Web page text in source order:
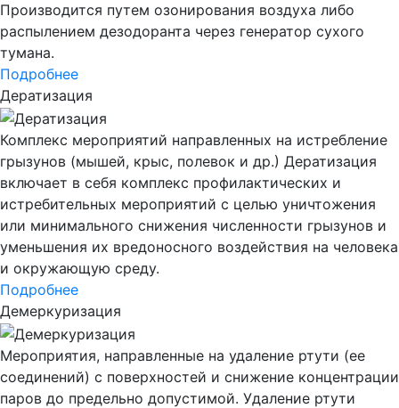
Производится путем озонирования воздуха либо
распылением дезодоранта через генератор сухого
тумана.
Подробнее
Дератизация
Комплекс мероприятий направленных на истребление
грызунов (мышей, крыс, полевок и др.) Дератизация
включает в себя комплекс профилактических и
истребительных мероприятий с целью уничтожения
или минимального снижения численности грызунов и
уменьшения их вредоносного воздействия на человека
и окружающую среду.
Подробнее
Демеркуризация
Мероприятия, направленные на удаление ртути (ее
соединений) с поверхностей и снижение концентрации
паров до предельно допустимой. Удаление ртути